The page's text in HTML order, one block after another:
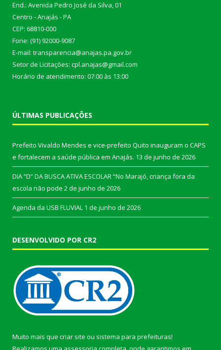
End.: Avenida Pedro José da Silva, 01
Centro - Anajás - PA
CEP: 68810-000
Fone: (91) 92000-9087
E-mail: transparencia@anajas.pa.gov.br
Setor de Licitações: cpl.anajas@gmail.com
Horário de atendimento: 07:00 às 13:00
ÚLTIMAS PUBLICAÇÕES
Prefeito Vivaldo Mendes e vice-prefeito Quito inauguram o CAPS
e fortalecem a saúde pública em Anajás. 13 de junho de 2026
DIA “D” DA BUSCA ATIVA ESCOLAR “No Marajó, criança fora da
escola não pode 2 de junho de 2026
Agenda da USB FLUVIAL 1 de junho de 2026
DESENVOLVIDO POR CR2
Muito mais que criar site ou sistema para prefeituras!